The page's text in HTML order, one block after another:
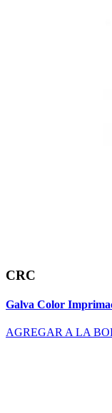
CRC
Galva Color
AGREGAR A LA